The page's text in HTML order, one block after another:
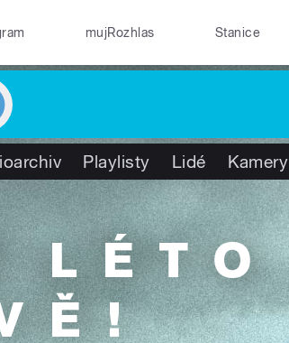
mujRozhlas Stanice
Playlisty Lidé Kamery